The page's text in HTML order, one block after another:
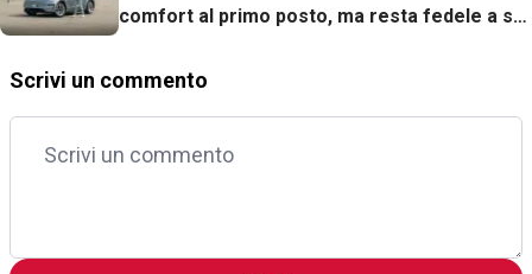
comfort al primo posto, ma resta fedele a sé
Scrivi un commento